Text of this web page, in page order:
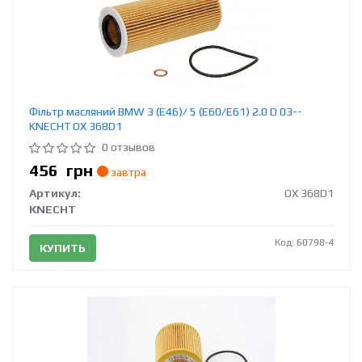
Фільтр масляний BMW 3 (E46)/ 5 (E60/E61) 2.0 D 03--
KNECHT OX 368D1
0 отзывов
456 грн
завтра
Артикул:
OX 368D1
KNECHT
КУПИТЬ Код: 60798-4